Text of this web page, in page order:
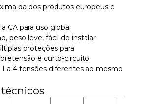
da dos produtos europeus e
CA para uso global
peso leve, fácil de instalar
proteções para
e curto-circuito.
a 4 tensões diferentes ao mesmo